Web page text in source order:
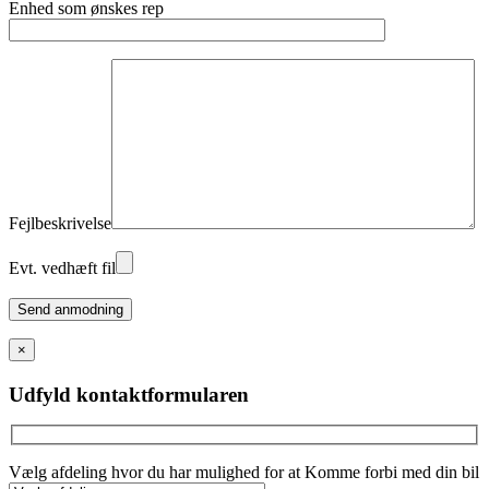
Enhed som ønskes rep
Fejlbeskrivelse
Evt. vedhæft fil
Please
leave
this
field
empty.
×
Udfyld kontaktformularen
Vælg afdeling hvor du har mulighed for at Komme forbi med din bil